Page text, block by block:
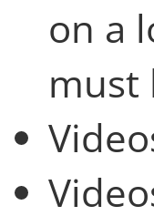
on a
must